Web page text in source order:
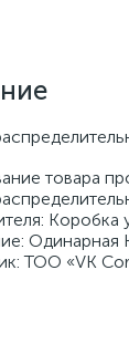
товара
Коробка
Одинарная
ТОО «VK